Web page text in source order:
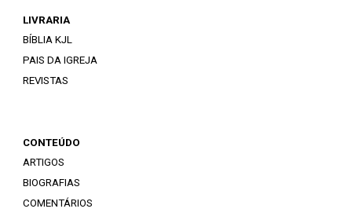
LIVRARIA
BÍBLIA KJL
PAIS DA IGREJA
REVISTAS
CONTEÚDO
ARTIGOS
BIOGRAFIAS
COMENTÁRIOS